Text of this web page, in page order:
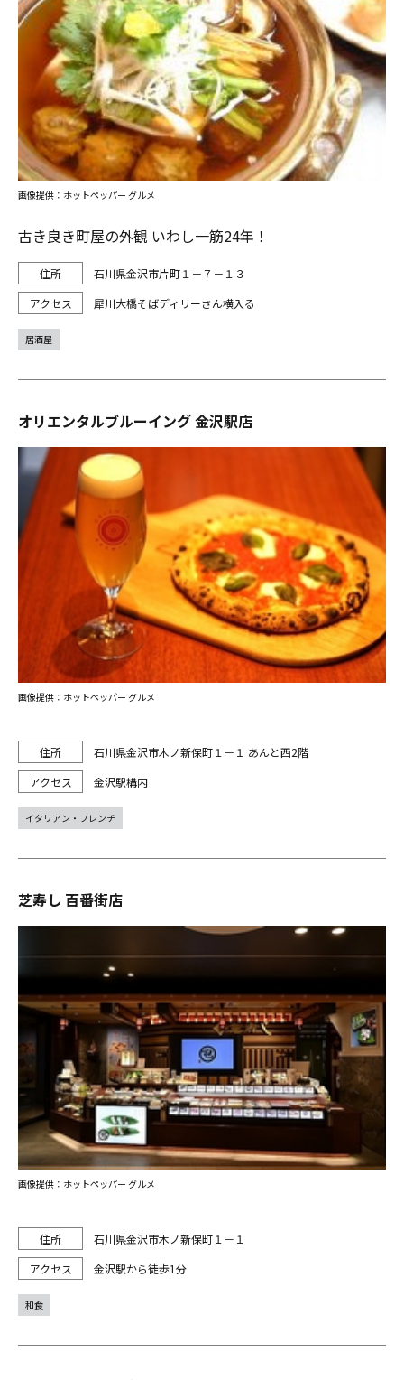
古き良き町屋の外観 いわし一筋24年！
石川県金沢市片町１－７－１３
犀川大橋そばディリーさん横入る
画像提供：ホットペッパー グルメ
居酒屋
オリエンタルブルーイング 金沢駅店
石川県金沢市木ノ新保町１－１ あんと西2階
金沢駅構内
画像提供：ホットペッパー グルメ
イタリアン・フレンチ
芝寿し 百番街店
石川県金沢市木ノ新保町１－１
金沢駅から徒歩1分
画像提供：ホットペッパー グルメ
和食